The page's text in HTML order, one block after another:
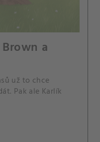
a
už to chce
Pak ale Karlík